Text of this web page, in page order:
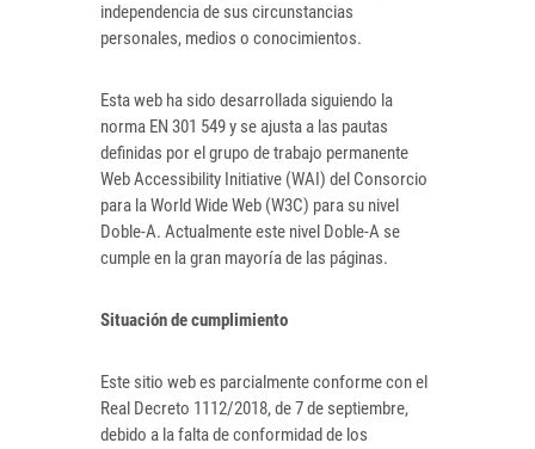
independencia de sus circunstancias
personales, medios o conocimientos.
Esta web ha sido desarrollada siguiendo la
norma EN 301 549 y se ajusta a las pautas
definidas por el grupo de trabajo permanente
Web Accessibility Initiative (WAI) del Consorcio
para la World Wide Web (W3C) para su nivel
Doble-A. Actualmente este nivel Doble-A se
cumple en la gran mayoría de las páginas.
Situación de cumplimiento
Este sitio web es parcialmente conforme con el
Real Decreto 1112/2018, de 7 de septiembre,
debido a la falta de conformidad de los